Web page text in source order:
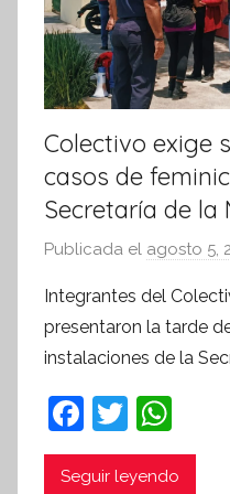
Colectivo exige
casos de
Secretaría de la
Publicada el agosto 5,
Integrantes del
presentaron la tarde
instalaciones de la
F
a
c
T
w
itt
h
at
Seguir leyendo